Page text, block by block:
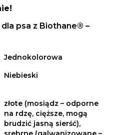
psa z Biothane® –
Jednokolorowa
Niebieski
złote (mosiądz – odporne
na rdzę, cięższe, mogą
brudzić jasną sierść),